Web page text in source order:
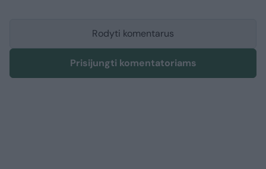
Rodyti komentarus
Prisijungti komentatoriams